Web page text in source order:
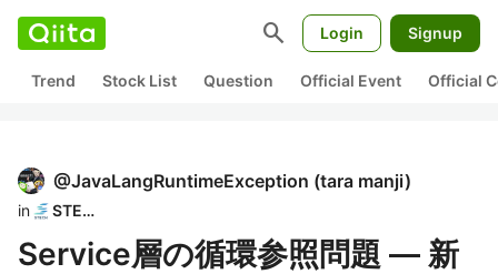
search Login Signup
Trend Stock List Question Official Event Official
@JavaLangRuntimeException (tara manji)
in STECH
Service層の循環参照問題 — 新